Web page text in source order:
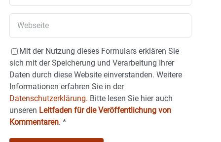
Mit der Nutzung dieses Formulars erklären Sie
sich mit der Speicherung und Verarbeitung Ihrer
Daten durch diese Website einverstanden. Weitere
Informationen erfahren Sie in der
Datenschutzerklärung. Bitte lesen Sie hier auch
unseren Leitfaden für die Veröffentlichung von
Kommentaren. *